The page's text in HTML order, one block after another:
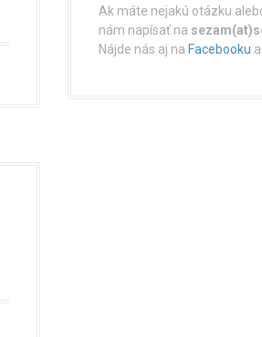
Ak máte nejakú otázku
nám napísať na
Nájde nás aj na Facebooku a